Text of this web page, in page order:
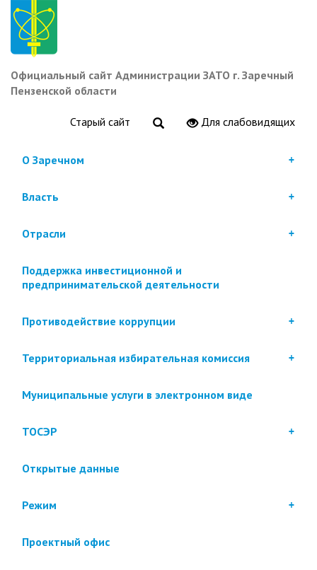
Перейти
основному
содержанию
Официальный сайт Администрации ЗАТО г. Заречный
Пензенской области
Старый сайт Для слабовидящих
О Заречном
Власть
Отрасли
Поддержка инвестиционной и
предпринимательской деятельности
Противодействие коррупции
Территориальная избирательная комиссия
Муниципальные услуги в электронном виде
ТОСЭР
Открытые данные
Режим
Проектный офис